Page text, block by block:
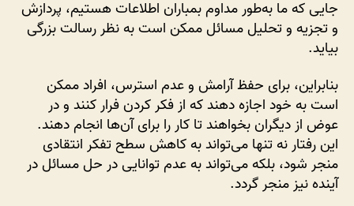
جایی که ما به‌طور مداوم بمباران اطلاعات هستیم، پردازش
و تجزیه و تحلیل مسائل ممکن است به نظر رسالت بزرگی
بیاید.
بنابراین، برای حفظ آرامش و عدم استرس، افراد ممکن
است به خود اجازه دهند که از فکر کردن فرار کنند و در
عوض از دیگران بخواهند تا کار را برای آن‌ها انجام دهند.
این رفتار نه تنها می‌تواند به کاهش سطح تفکر انتقادی
منجر شود، بلکه می‌تواند به عدم توانایی در حل مسائل در
آینده نیز منجر گردد.